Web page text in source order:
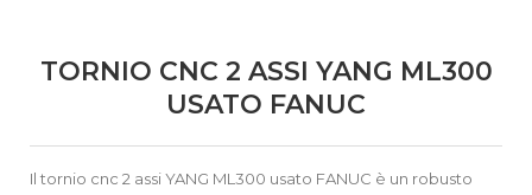
TORNIO CNC 2 ASSI YANG ML300
USATO FANUC
Il tornio cnc 2 assi YANG ML300 usato FANUC è un robusto